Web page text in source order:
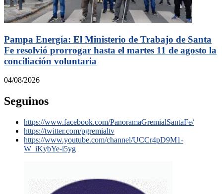
Pampa Energía: El Ministerio de Trabajo de Santa
Fe resolvió prorrogar hasta el martes 11 de agosto la
conciliación voluntaria
04/08/2026
Seguinos
https://www.facebook.com/PanoramaGremialSantaFe/
https://twitter.com/pgremialtv
https://www.youtube.com/channel/UCCr4pD9M1-
W_iKybYe-i5yg